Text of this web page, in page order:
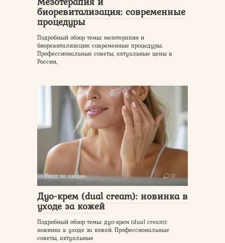
биоревитализация: современные
процедуры
Подробный обзор темы: мезотерапия и
биоревитализация: современные процедуры.
Профессиональные советы, актуальные цены в
России,
Уход за лицом 0
Дуо-крем (dual cream): новинка в
уходе за кожей
Подробный обзор темы: дуо-крем (dual cream):
новинка в уходе за кожей. Профессиональные
советы, актуальные